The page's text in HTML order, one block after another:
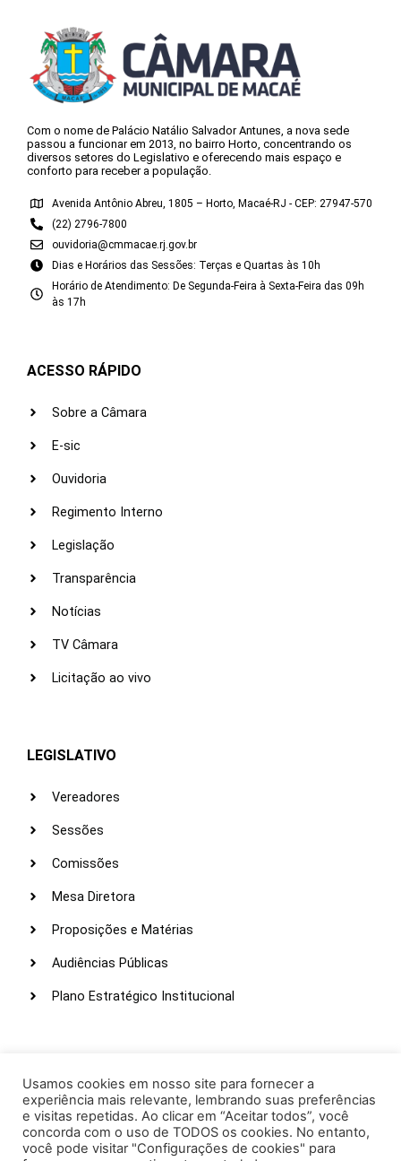
Com o nome de Palácio Natálio Salvador Antunes, a nova sede
passou a funcionar em 2013, no bairro Horto, concentrando os
diversos setores do Legislativo e oferecendo mais espaço e
conforto para receber a população.
Avenida Antônio Abreu, 1805 – Horto, Macaé-RJ - CEP: 27947-570
(22) 2796-7800
ouvidoria@cmmacae.rj.gov.br
Dias e Horários das Sessões: Terças e Quartas às 10h
Horário de Atendimento: De Segunda-Feira à Sexta-Feira das 09h
às 17h
ACESSO RÁPIDO
Sobre a Câmara
E-sic
Ouvidoria
Regimento Interno
Legislação
Transparência
Notícias
TV Câmara
Licitação ao vivo
LEGISLATIVO
Vereadores
Sessões
Comissões
Mesa Diretora
Proposições e Matérias
Audiências Públicas
Plano Estratégico Institucional
Webmail
Intranet
Administração
Usamos cookies em nosso site para fornecer a
experiência mais relevante, lembrando suas preferências
e visitas repetidas. Ao clicar em “Aceitar todos”, você
concorda com o uso de TODOS os cookies. No entanto,
você pode visitar "Configurações de cookies" para